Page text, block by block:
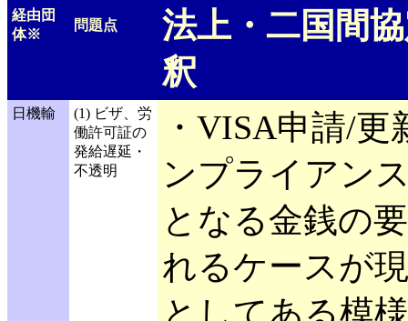
経由団
体※
問題点
法上・二国間
釈
日機輸
(1) ビザ、労
働許可証の
発給遅延・
不透明
・VISA申請/更
ンプライアン
となる金銭の
れるケースが
としてある模